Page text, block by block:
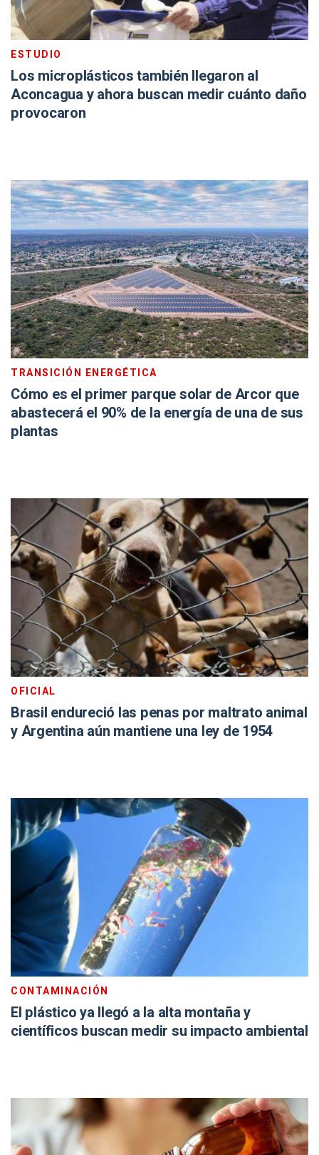
ESTUDIO
Los microplásticos también llegaron al
Aconcagua y ahora buscan medir cuánto daño
provocaron
TRANSICIÓN ENERGÉTICA
Cómo es el primer parque solar de Arcor que
abastecerá el 90% de la energía de una de sus
plantas
OFICIAL
Brasil endureció las penas por maltrato animal
y Argentina aún mantiene una ley de 1954
CONTAMINACIÓN
El plástico ya llegó a la alta montaña y
científicos buscan medir su impacto ambiental